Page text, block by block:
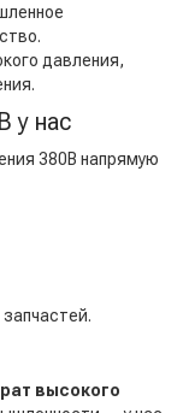
давления,
у нас
380В напрямую
высокого